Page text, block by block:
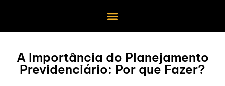
A Importância do Planejamento
Previdenciário: Por que Fazer?